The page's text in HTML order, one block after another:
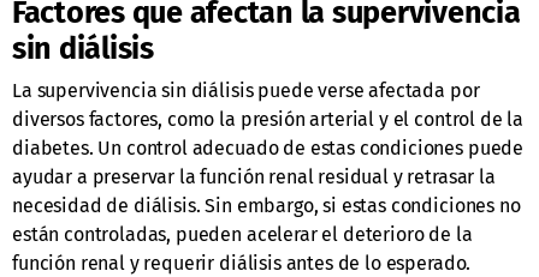
Factores que afectan la supervivencia
sin diálisis
La supervivencia sin diálisis puede verse afectada por
diversos factores, como la presión arterial y el control de la
diabetes. Un control adecuado de estas condiciones puede
ayudar a preservar la función renal residual y retrasar la
necesidad de diálisis. Sin embargo, si estas condiciones no
están controladas, pueden acelerar el deterioro de la
función renal y requerir diálisis antes de lo esperado.